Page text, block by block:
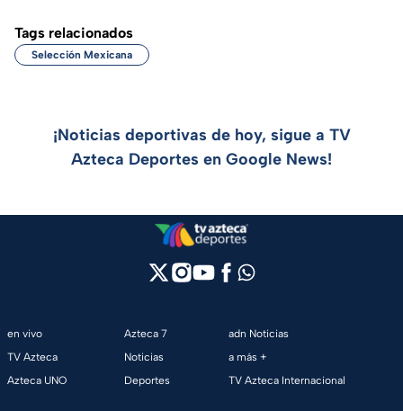
Tags relacionados
Selección Mexicana
¡Noticias deportivas de hoy, sigue a TV
Azteca Deportes en Google News!
en vivo
TV Azteca
Azteca UNO
Azteca 7
Noticias
Deportes
adn Noticias
a más +
TV Azteca Internacional